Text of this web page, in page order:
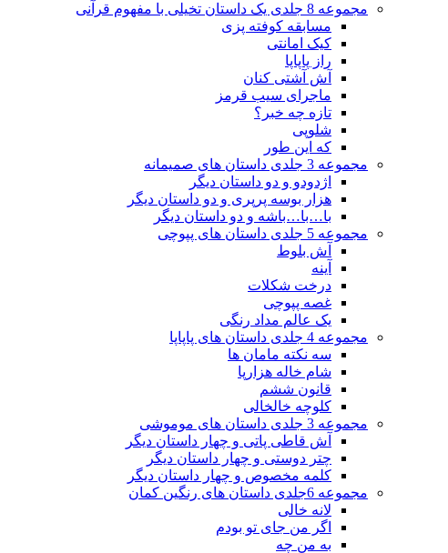
مجموعه 8 جلدی یک داستان تخیلی با مفهوم قرآنی
مسابقه کوفته پزی
کیک امانتی
راز پاپاپا
آش آشتی کنان
ماجرای سیب قرمز
تازه چه خبر؟
شلوپی
که این طور
مجموعه 3 جلدی داستان های صمیمانه
اژدودو و دو داستان دیگر
هزار بوسه پرپری و دو داستان دیگر
با…با…باشه و دو داستان دیگر
مجموعه 5 جلدی داستان های پپوچی
آش بلوط
آینه
درخت شکلات
غصه پپوچی
یک عالم مداد رنگی
مجموعه 4 جلدی داستان های پاپاپا
سه نکته مامان ها
شام خاله هزارپا
قانون ششم
کلوچه خالخالی
مجموعه 3 جلدی داستان های موموشی
آش قاطی پاتی و چهار داستان دیگر
چتر دوستی و چهار داستان دیگر
کلمه مخصوص و چهار داستان دیگر
مجموعه 6جلدی داستان های رنگین کمان
لانه خالی
اگر من جای تو بودم
به من چه